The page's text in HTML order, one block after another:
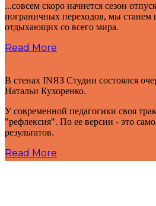
...совсем скоро начнется сезон
пограничных переходов, мы станем
отдыхающих со всего мира.
Read More
В стенах INЯЗ Студии состоялся
Натальи Кухоренко.
У современной педагогики своя
"рефлексия". По ее версии - это
результатов.
Read More